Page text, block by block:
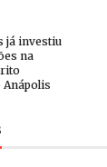
já investiu
na